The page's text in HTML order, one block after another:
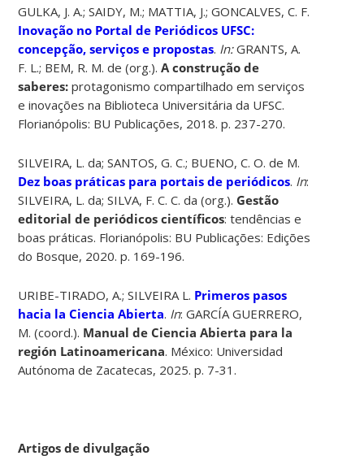
GULKA, J. A.; SAIDY, M.; MATTIA, J.; GONCALVES, C. F.
Inovação no Portal de Periódicos UFSC:
concepção, serviços e propostas. In:GRANTS, A.
F. L.; BEM, R. M. de (org.).A construção de
saberes:protagonismo compartilhado em serviços
e inovações na Biblioteca Universitária da UFSC.
Florianópolis: BU Publicações, 2018. p. 237-270.
SILVEIRA, L. da; SANTOS, G. C.; BUENO, C. O. de M.
Dez boas práticas para portais de periódicos. In:
SILVEIRA, L. da; SILVA, F. C. C. da (org.). Gestão
editorial de periódicos científicos: tendências e
boas práticas. Florianópolis: BU Publicações: Edições
do Bosque, 2020. p. 169-196.
URIBE-TIRADO, A.; SILVEIRA L. Primeros pasos
hacia la Ciencia Abierta. In: GARCÍA GUERRERO,
M. (coord.). Manual de Ciencia Abierta para la
región Latinoamericana. México: Universidad
Autónoma de Zacatecas, 2025. p. 7-31.
Artigos de divulgação